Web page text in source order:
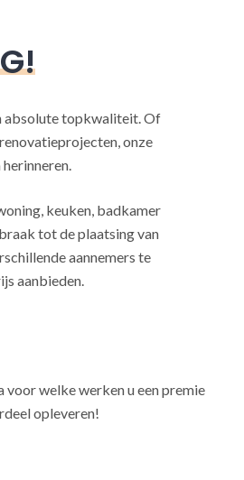
absolute topkwaliteit. Of
onze
keuken, badkamer
tot de plaatsing van
aannemers te
aanbieden.
voor welke werken u een premie
opleveren!